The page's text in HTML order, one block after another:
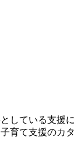
している支援
育て支援のカ